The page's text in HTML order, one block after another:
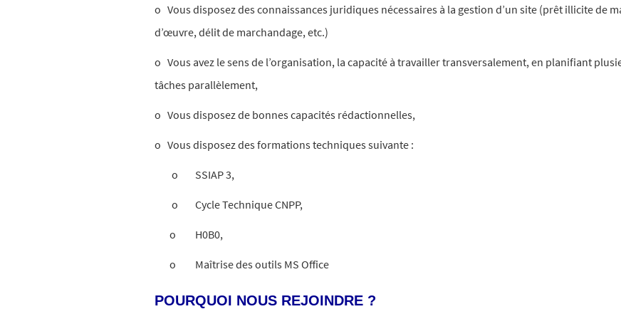
o Vous disposez des connaissances juridiques nécessaires à la gestion d’un site (prêt illicite de
d’œuvre, délit de marchandage, etc.)
o Vous avez le sens de l’organisation, la capacité à travailler transversalement, en planifiant
tâches parallèlement,
o Vous disposez de bonnes capacités rédactionnelles,
o Vous disposez des formations techniques suivante :
o SSIAP 3,
o Cycle Technique CNPP,
o H0B0,
o Maîtrise des outils MS Office
POURQUOI NOUS REJOINDRE ?